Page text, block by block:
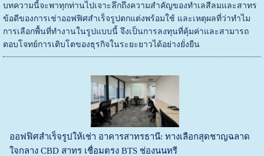
บทความนี้จะพาทุกท่านไปเจาะลึกถึงความสำคัญของทำเลสีลมและสาทร
ข้อดีของการเช่าออฟฟิศสำเร็จรูปตกแต่งพร้อมใช้ และเหตุผลที่ว่าทำไม
การเลือกพื้นที่ทำงานในรูปแบบนี้ จึงเป็นการลงทุนที่คุ้มค่าและสามารถ
ตอบโจทย์การเติบโตของธุรกิจในระยะยาวได้อย่างยั่งยืน
ออฟฟิศสำเร็จรูปให้เช่า อาคารสาทรธานี: ทางเลือกสุดชาญฉลาด
ใจกลาง CBD สาทร เชื่อมตรง BTS ช่องนนทรี